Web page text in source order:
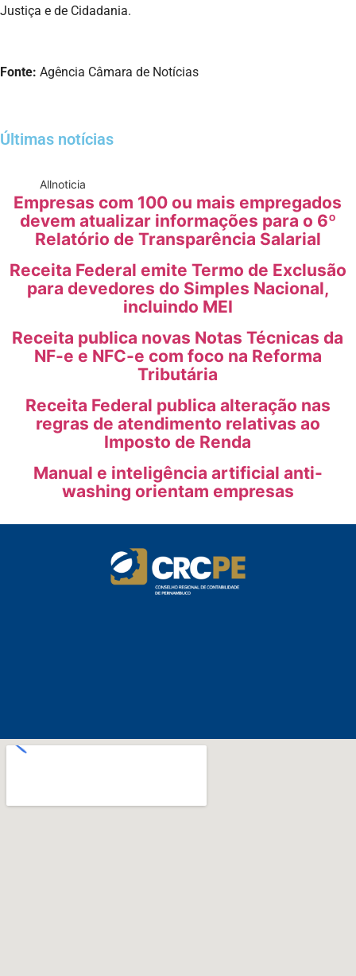
Justiça e de Cidadania.
Fonte: Agência Câmara de Notícias
Últimas notícias
Allnoticia
Empresas com 100 ou mais empregados
devem atualizar informações para o 6º
Relatório de Transparência Salarial
Receita Federal emite Termo de Exclusão
para devedores do Simples Nacional,
incluindo MEI
Receita publica novas Notas Técnicas da
NF-e e NFC-e com foco na Reforma
Tributária
Receita Federal publica alteração nas
regras de atendimento relativas ao
Imposto de Renda
Manual e inteligência artificial anti-
washing orientam empresas